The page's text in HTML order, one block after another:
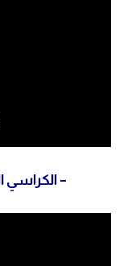
– الكراسي